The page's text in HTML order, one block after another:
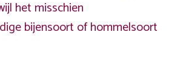
het misschien
bijensoort of hommelsoort